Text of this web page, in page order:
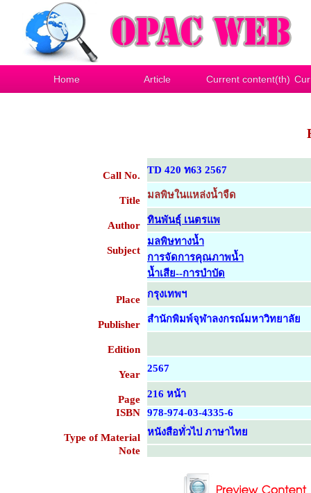
Home Article Current content(th)
Call No. TD 420 ท63 2567
Title มลพิษในแหล่งน้ำจืด
Author ทินพันธุ์ เนตรแพ
Subject
มลพิษทางน้ำ
การจัดการคุณภาพน้ำ
น้ำเสีย--การบำบัด
Place กรุงเทพฯ
Publisher สำนักพิมพ์จุฬาลงกรณ์มหาวิทยาลัย
Edition
Year
2567
Page
216 หน้า
ISBN
978-974-03-4335-6
Type of Material
หนังสือทั่วไป ภาษาไทย
Note